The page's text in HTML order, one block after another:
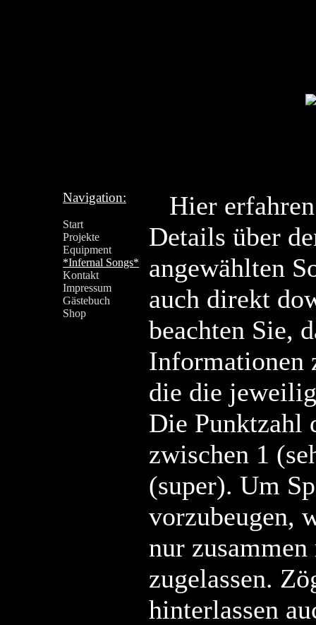
Navigation:
Start
Projekte
Equipment
*Infernal Songs*
Kontakt
Impressum
Gästebuch
Shop
Hier
Details über
angewählten
auch direkt
beachten Sie,
Informationen
die die
Die Punktzahl
zwischen 1
(super). Um
vorzubeugen,
nur
zugelassen.
hinterlassen